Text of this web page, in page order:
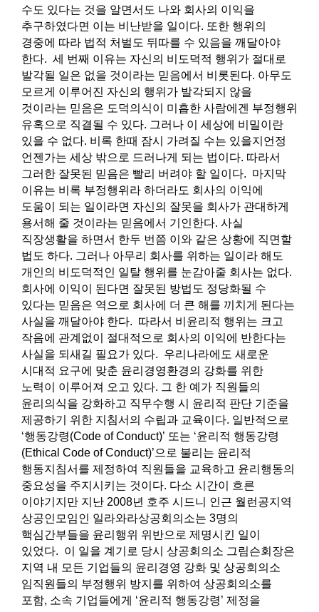
수도 있다는 것을 알면서도 나와 회사의 이익을
추구하였다면 이는 비난받을 일이다. 또한 행위의
경중에 따라 법적 처벌도 뒤따를 수 있음을 깨달아야
한다. 세 번째 이유는 자신의 비도덕적 행위가 절대로
발각될 일은 없을 것이라는 믿음에서 비롯된다. 아무도
모르게 이루어진 자신의 행위가 발각되지 않을
것이라는 믿음은 도덕의식이 미흡한 사람에겐 부정행위
유혹으로 직결될 수 있다. 그러나 이 세상에 비밀이란
있을 수 없다. 비록 한때 잠시 가려질 수는 있을지언정
언젠가는 세상 밖으로 드러나게 되는 법이다. 따라서
그러한 잘못된 믿음은 빨리 버려야 할 일이다. 마지막
이유는 비록 부정행위라 하더라도 회사의 이익에
도움이 되는 일이라면 자신의 잘못을 회사가 관대하게
용서해 줄 것이라는 믿음에서 기인한다. 사실
직장생활을 하면서 한두 번쯤 이와 같은 상황에 직면할
법도 하다. 그러나 아무리 회사를 위하는 일이라 해도
개인의 비도덕적인 일탈 행위를 눈감아줄 회사는 없다.
회사에 이익이 된다면 잘못된 방법도 정당화될 수
있다는 믿음은 역으로 회사에 더 큰 해를 끼치게 된다는
사실을 깨달아야 한다. 따라서 비윤리적 행위는 크고
작음에 관계없이 절대적으로 회사의 이익에 반한다는
사실을 되새길 필요가 있다. 우리나라에도 새로운
시대적 요구에 맞춘 윤리경영환경의 강화를 위한
노력이 이루어져 오고 있다. 그 한 예가 직원들의
윤리의식을 강화하고 직무수행 시 윤리적 판단 기준을
제공하기 위한 지침서의 수립과 교육이다.​ 일반적으로
‘행동강령(Code of Conduct)’ 또는 ‘윤리적 행동강령
(Ethical Code of Conduct)’으로 불리는 윤리적
행동지침서를 제정하여 직원들을 교육하고 윤리행동의
중요성을 주지시키는 것이다. 다소 시간이 흐른
이야기지만 지난 2008년 호주 시드니 인근 월런공지역
상공인모임인 일라와라상공회의소는 3명의
핵심간부들을 윤리행위 위반으로 제명시킨 일이
있었다. 이 일을 계기로 당시 상공회의소 그림슨회장은
지역 내 모든 기업들의 윤리경영 강화 및 상공회의소
임직원들의 부정행위 방지를 위하여 상공회의소를
포함, 소속 기업들에게 ‘윤리적 행동강령’ 제정을